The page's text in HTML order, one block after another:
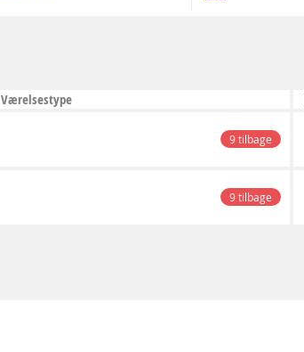
Værelsestype
9 tilbage
9 tilbage